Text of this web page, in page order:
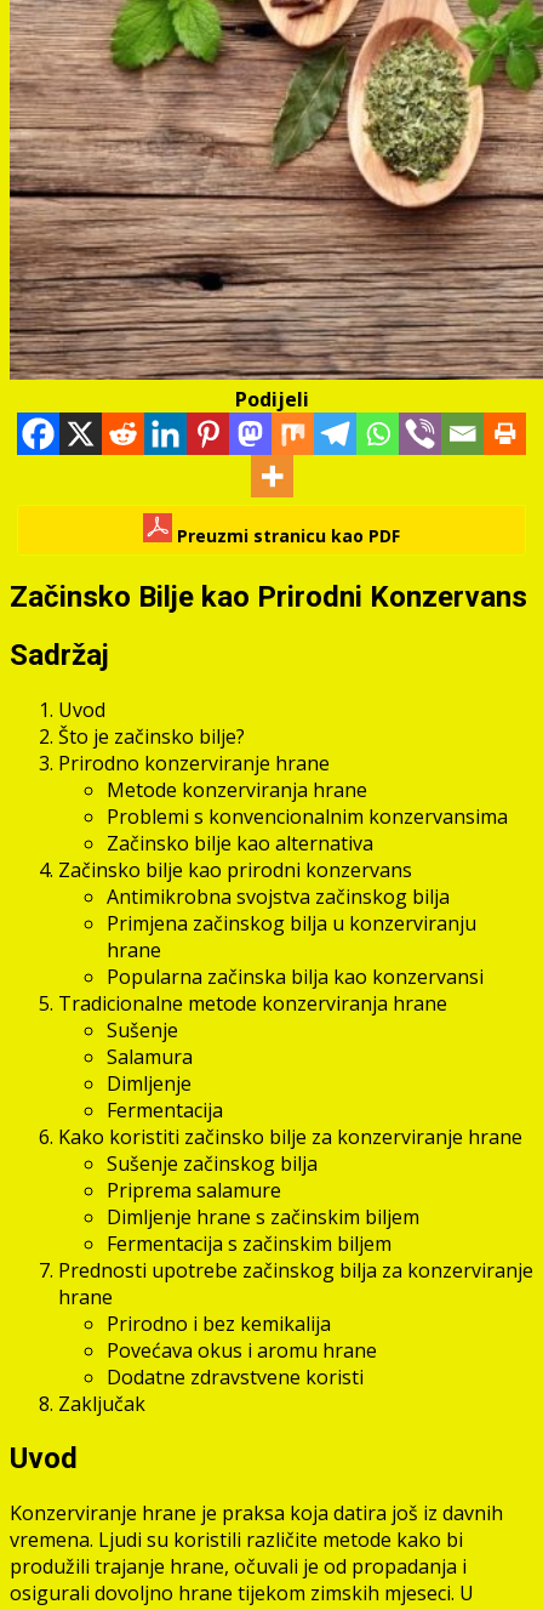
Podijeli
Preuzmi stranicu kao PDF
Začinsko Bilje kao Prirodni Konzervans
Sadržaj
Uvod
Što je začinsko bilje?
Prirodno konzerviranje hrane
Metode konzerviranja hrane
Problemi s konvencionalnim konzervansima
Začinsko bilje kao alternativa
Začinsko bilje kao prirodni konzervans
Antimikrobna svojstva začinskog bilja
Primjena začinskog bilja u konzerviranju
hrane
Popularna začinska bilja kao konzervansi
Tradicionalne metode konzerviranja hrane
Sušenje
Salamura
Dimljenje
Fermentacija
Kako koristiti začinsko bilje za konzerviranje hrane
Sušenje začinskog bilja
Priprema salamure
Dimljenje hrane s začinskim biljem
Fermentacija s začinskim biljem
Prednosti upotrebe začinskog bilja za konzerviranje
hrane
Prirodno i bez kemikalija
Povećava okus i aromu hrane
Dodatne zdravstvene koristi
Zaključak
Uvod
Konzerviranje hrane je praksa koja datira još iz davnih
vremena. Ljudi su koristili različite metode kako bi
produžili trajanje hrane, očuvali je od propadanja i
osigurali dovoljno hrane tijekom zimskih mjeseci. U